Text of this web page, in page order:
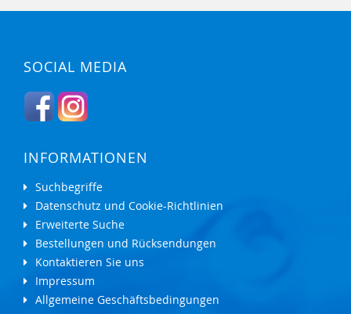
SOCIAL MEDIA
INFORMATIONEN
Suchbegriffe
Datenschutz und Cookie-Richtlinien
Erweiterte Suche
Bestellungen und Rücksendungen
Kontaktieren Sie uns
Impressum
Allgemeine Geschäftsbedingungen